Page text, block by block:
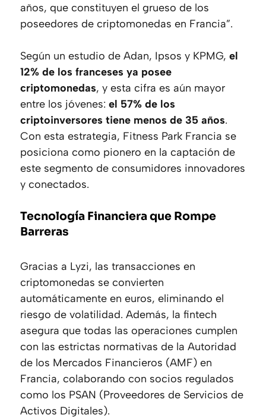
años, que constituyen el grueso de los
poseedores de criptomonedas en Francia”.
Según un estudio de Adan, Ipsos y KPMG, el
12% de los franceses ya posee
criptomonedas, y esta cifra es aún mayor
entre los jóvenes: el 57% de los
criptoinversores tiene menos de 35 años.
Con esta estrategia, Fitness Park Francia se
posiciona como pionero en la captación de
este segmento de consumidores innovadores
y conectados.
Tecnología Financiera que Rompe
Barreras
Gracias a Lyzi, las transacciones en
criptomonedas se convierten
automáticamente en euros, eliminando el
riesgo de volatilidad. Además, la fintech
asegura que todas las operaciones cumplen
con las estrictas normativas de la Autoridad
de los Mercados Financieros (AMF) en
Francia, colaborando con socios regulados
como los PSAN (Proveedores de Servicios de
Activos Digitales).